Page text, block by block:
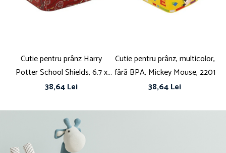
Cutie pentru prânz Harry
Potter School Shields, 6.7 x
16.5 x 19.5 cm, Multicolor
38,64 Lei
Cutie pentru prânz, multicolor,
fără BPA, Mickey Mouse, 2201
38,64 Lei